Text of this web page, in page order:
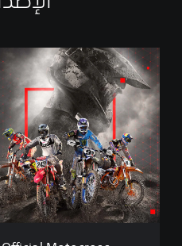
M
X
G
P
2
0
2
1
-
T
h
e